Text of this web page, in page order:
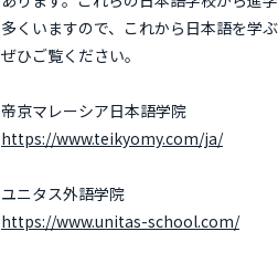
多くいますので、これから日本語を学ぶ
ぜひご覧ください。
帝京マレーシア日本語学院
https://www.teikyomy.com/ja/
ユニタス外語学院
https://www.unitas-school.com/